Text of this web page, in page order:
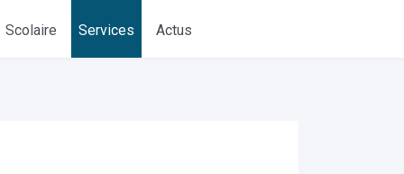
Scolaire Services Actus